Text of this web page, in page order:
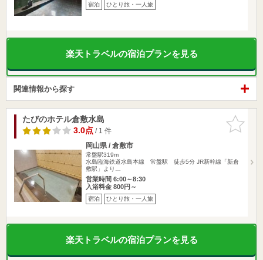
宿泊 ひとり旅・一人旅
楽天トラベルの宿泊プランを見る
関連情報から探す
お気に入
りに追加
たびのホテル倉敷水島
3.0点/ 1 件
岡山県 / 倉敷市
常盤駅319m
水島臨海鉄道水島本線 常盤駅 徒歩5分 JR新幹線「新倉
敷駅」より…
営業時間 6:00～8:30
入浴料金 800円～
宿泊 ひとり旅・一人旅
楽天トラベルの宿泊プランを見る